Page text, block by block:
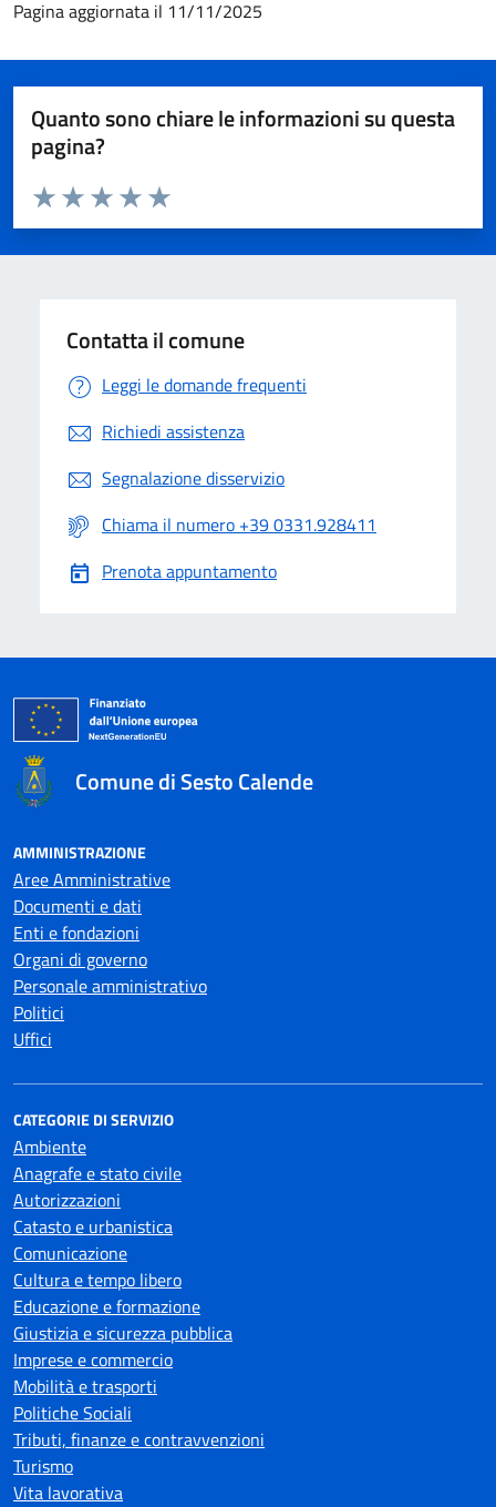
Pagina aggiornata il 11/11/2025
Quanto sono chiare le informazioni su questa
pagina?
Valuta da 1 a 5 stelle la pagina
Valuta 5 stelle su 5
Valuta 4 stelle su 5
Valuta 3 stelle su 5
Valuta 2 stelle su 5
Valuta 1 stelle su 5
Contatta il comune
Leggi le domande frequenti
Richiedi assistenza
Segnalazione disservizio
Chiama il numero +39 0331.928411
Prenota appuntamento
Comune di Sesto Calende
AMMINISTRAZIONE
Aree Amministrative
Documenti e dati
Enti e fondazioni
Organi di governo
Personale amministrativo
Politici
Uffici
CATEGORIE DI SERVIZIO
Ambiente
Anagrafe e stato civile
Autorizzazioni
Catasto e urbanistica
Comunicazione
Cultura e tempo libero
Educazione e formazione
Giustizia e sicurezza pubblica
Imprese e commercio
Mobilità e trasporti
Politiche Sociali
Tributi, finanze e contravvenzioni
Turismo
Vita lavorativa